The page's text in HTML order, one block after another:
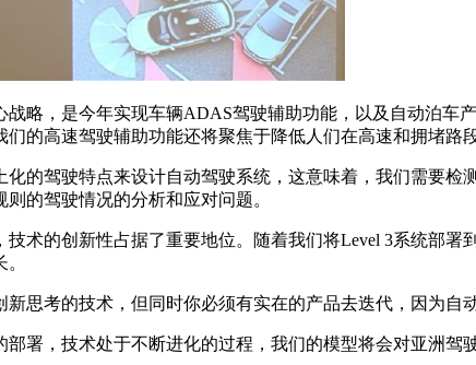
，是今年实现车辆ADAS驾驶辅助功能，以及自动泊车
的高速驾驶辅助功能还将聚焦于降低人们在高速和拥堵路
驾驶特点来设计自动驾驶系统，这意味着，我们需要检
的驾驶情况的分析和应对问题。
的创新性占据了重要地位。随着我们将Level 3系统部署
考的技术，但同时你必须有实在的产品去迭代，因为自动
，技术处于不断进化的过程，我们的模型将会对亚洲驾